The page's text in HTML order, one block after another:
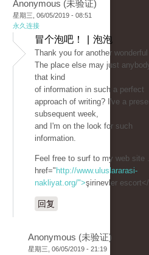
Anonymous (未验证)
星期三, 06/05/2019 - 08:51
永久连接
冒个泡吧！ | 泡泡
Thank you for another
The place else may just
that kind
of information in such a perfect
approach of writing? I've a
subsequent week,
and I'm on the look for such
information.
Feel free to surf to my web site
href=" http://www.uluslararasi-
nakliyat.org/">şirinevler
回复
Anonymous (未验证)
星期三, 06/05/2019 - 21:19